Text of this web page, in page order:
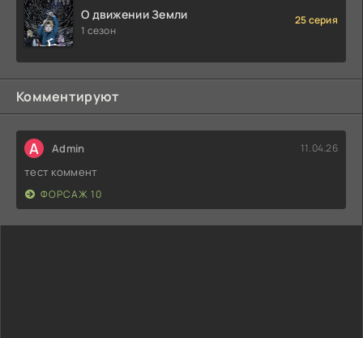
О движении Земли
1 сезон
25 серия
Комментируют
A Admin 11.04.26
тест коммент
ФОРСАЖ 10